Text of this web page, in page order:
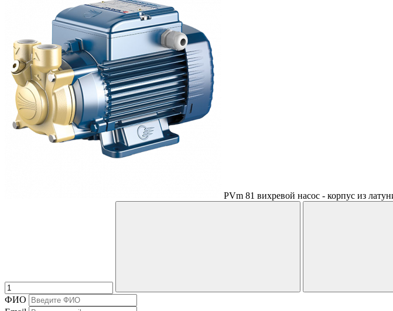
PVm 81 вихревой насос - корпус из
ФИО